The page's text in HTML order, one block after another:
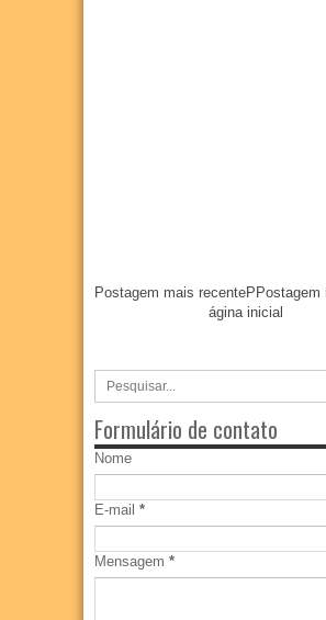
Postagem mais recente Postagem
P
ágina inicial
Formulário de contato
Nome
E-mail *
Mensagem *